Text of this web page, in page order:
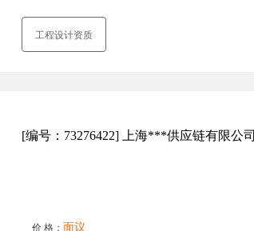
工程设计资质
[编号：73276422] 上海***供应链有限公司
价 格： 面议